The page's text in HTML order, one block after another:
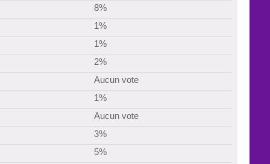
8%
1%
1%
2%
Aucun vote
1%
Aucun vote
3%
5%